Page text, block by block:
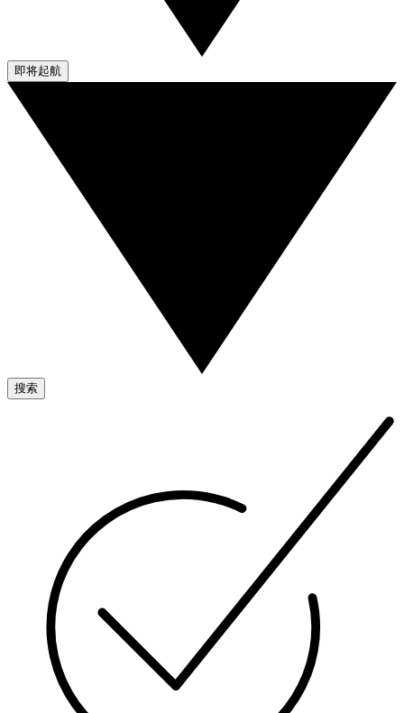
即将起航
搜索